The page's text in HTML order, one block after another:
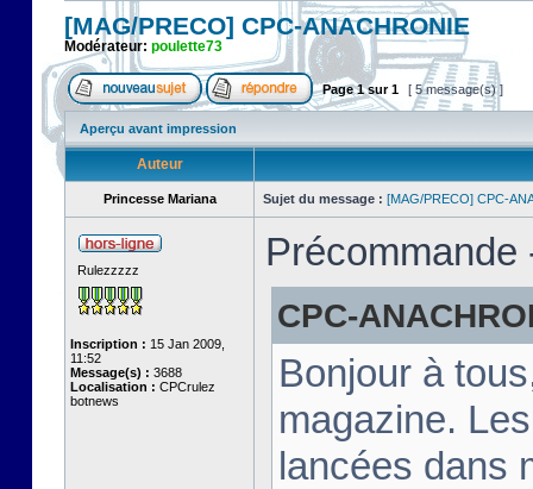
[MAG/PRECO] CPC-ANACHRONIE
Modérateur: poulette73
Page1sur1 [ 5 message(s) ]
Aperçu avant impression
Auteur
Princesse Mariana Sujet du message : [MAG/PRECO] CPC-
Rulezzzzz
Inscription : 15 Jan 2009,
11:52
Message(s) : 3688
Localisation : CPCrulez
botnews
CPC-
Bonjour à
magazine.
lancées dans